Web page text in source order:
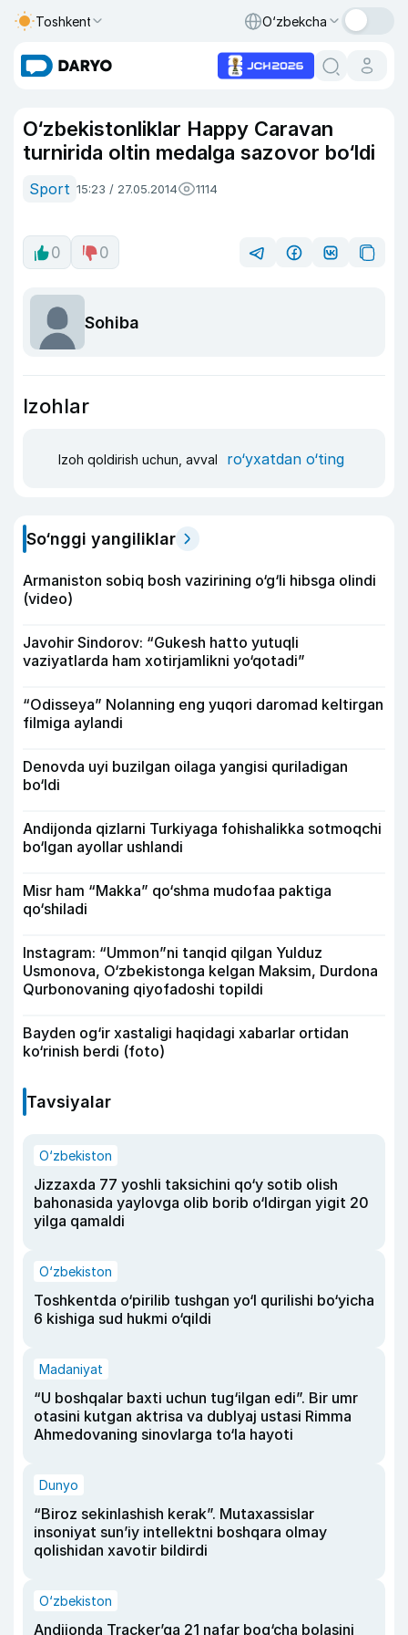
Toshkent O‘zbekcha
O‘zbekistonliklar Happy Caravan
turnirida oltin medalga sazovor bo‘ldi
Sport 15:23 / 27.05.2014 1114
0 0
Sohiba
Izohlar
Izoh qoldirish uchun, avval ro‘yxatdan o‘ting
So‘nggi yangiliklar
Armaniston sobiq bosh vazirining o‘g‘li hibsga olindi
(video)
Javohir Sindorov: “Gukesh hatto yutuqli
vaziyatlarda ham xotirjamlikni yo‘qotadi”
“Odisseya” Nolanning eng yuqori daromad keltirgan
filmiga aylandi
Denovda uyi buzilgan oilaga yangisi quriladigan
bo‘ldi
Andijonda qizlarni Turkiyaga fohishalikka sotmoqchi
bo‘lgan ayollar ushlandi
Misr ham “Makka” qo‘shma mudofaa paktiga
qo‘shiladi
Instagram: “Ummon”ni tanqid qilgan Yulduz
Usmonova, O‘zbekistonga kelgan Maksim, Durdona
Qurbonovaning qiyofadoshi topildi
Bayden og‘ir xastaligi haqidagi xabarlar ortidan
ko‘rinish berdi (foto)
Tavsiyalar
O‘zbekiston
Jizzaxda 77 yoshli taksichini qo‘y sotib olish
bahonasida yaylovga olib borib o‘ldirgan yigit 20
yilga qamaldi
O‘zbekiston
Toshkentda o‘pirilib tushgan yo‘l qurilishi bo‘yicha
6 kishiga sud hukmi o‘qildi
Madaniyat
“U boshqalar baxti uchun tug‘ilgan edi”. Bir umr
otasini kutgan aktrisa va dublyaj ustasi Rimma
Ahmedovaning sinovlarga to‘la hayoti
Dunyo
“Biroz sekinlashish kerak”. Mutaxassislar
insoniyat sun’iy intellektni boshqara olmay
qolishidan xavotir bildirdi
O‘zbekiston
Andijonda Tracker’ga 21 nafar bog‘cha bolasini